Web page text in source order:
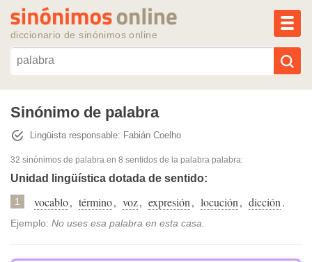
diccionario de sinónimos online
Reescribir texto con IA
Sinónimos populares
Temas populares
Temas recientes
Sinónimo de palabra
Lingüista responsable: Fabián Coelho
32 sinónimos de palabra en 8 sentidos de la palabra palabra:
Unidad lingüística dotada de sentido:
1 vocablo, término, voz, expresión, locución, dicción.
Ejemplo: No uses esa palabra en esta casa.